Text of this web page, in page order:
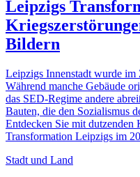
Leipzigs
Bildern
Leipzigs Innenstadt wurde im
Während manche Gebäude
das SED-Regime andere
Bauten, die den Sozialismus
Entdecken Sie mit dutzenden
Transformation Leipzigs im
Stadt und Land